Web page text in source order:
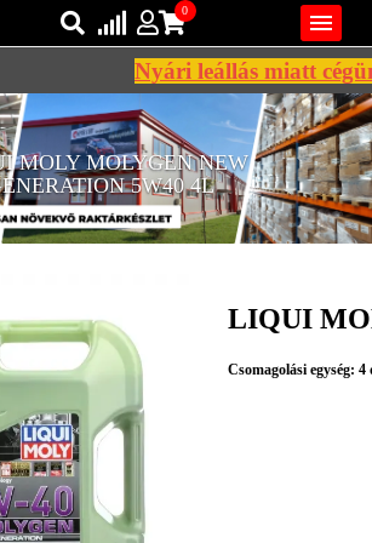

Bejelentkezés
Regisztráció
0
AZ ÖN KOSARA ÜRES
Nyári leállás miatt
MOLY MOLYGEN NEW
5W40 4L
LIQUI
Csomagolási egység: